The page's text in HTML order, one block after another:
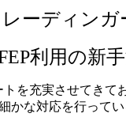
レーディンガ
利用の新
を充実させてき
かな対応を行ってい